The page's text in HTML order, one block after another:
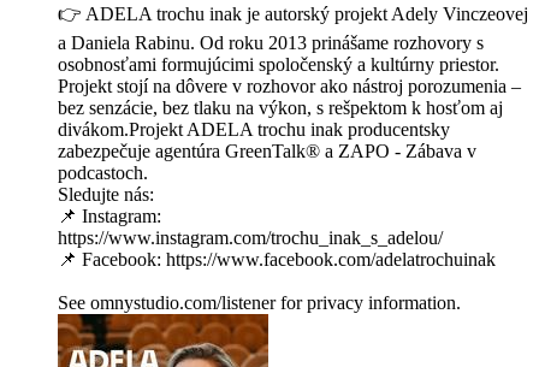
👉 ADELA trochu inak je autorský projekt Adely Vinczeovej
a Daniela Rabinu. Od roku 2013 prinášame rozhovory s
osobnosťami formujúcimi spoločenský a kultúrny priestor.
Projekt stojí na dôvere v rozhovor ako nástroj porozumenia –
bez senzácie, bez tlaku na výkon, s rešpektom k hosťom aj
divákom.Projekt ADELA trochu inak producentsky
zabezpečuje agentúra GreenTalk® a ZAPO - Zábava v
podcastoch.
Sledujte nás:
📌 Instagram:
https://www.instagram.com/trochu_inak_s_adelou/
📌 Facebook: https://www.facebook.com/adelatrochuinak
See omnystudio.com/listener for privacy information.